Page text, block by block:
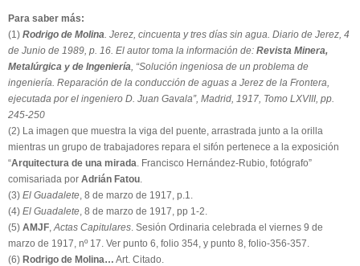
Para saber más:
(1) Rodrigo de Molina. Jerez, cincuenta y tres días sin agua. Diario de Jerez, 4
de Junio de 1989, p. 16. El autor toma la información de: Revista Minera,
Metalúrgica y de Ingeniería, “Solución ingeniosa de un problema de
ingeniería. Reparación de la conducción de aguas a Jerez de la Frontera,
ejecutada por el ingeniero D. Juan Gavala”, Madrid, 1917, Tomo LXVIII, pp.
245-250
(2) La imagen que muestra la viga del puente, arrastrada junto a la orilla
mientras un grupo de trabajadores repara el sifón pertenece a la exposición
“Arquitectura de una mirada. Francisco Hernández-Rubio, fotógrafo”
comisariada por Adrián Fatou.
(3) El Guadalete, 8 de marzo de 1917, p.1.
(4) El Guadalete, 8 de marzo de 1917, pp 1-2.
(5) AMJF,Actas Capitulares. Sesión Ordinaria celebrada el viernes 9 de
marzo de 1917, nº 17. Ver punto 6, folio 354, y punto 8, folio-356-357.
(6) Rodrigo de Molina… Art. Citado.